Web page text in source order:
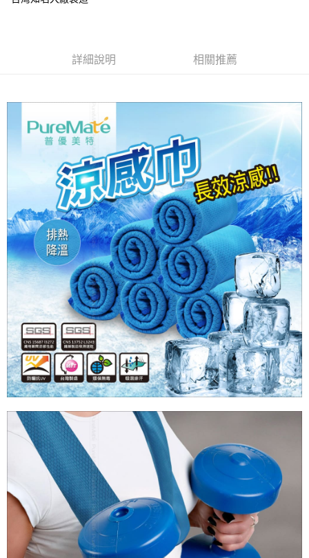
玉山商業銀行
星展（台灣）商業銀行
台新國際商業銀行
中國信託商業銀行
ATM付款
全家取貨付款
每筆NT$60，滿NT$699(含以上)免運費
線上付款後全家取貨
每筆NT$60，滿NT$699(含以上)免運費
7-11取貨付款
每筆NT$60，滿NT$699(含以上)免運費
線上付款後7-11取貨
每筆NT$60，滿NT$699(含以上)免運費
宅配
每筆NT$60，滿NT$699(含以上)免運費
離島宅配
每筆NT$200
詳細說明 相關推薦